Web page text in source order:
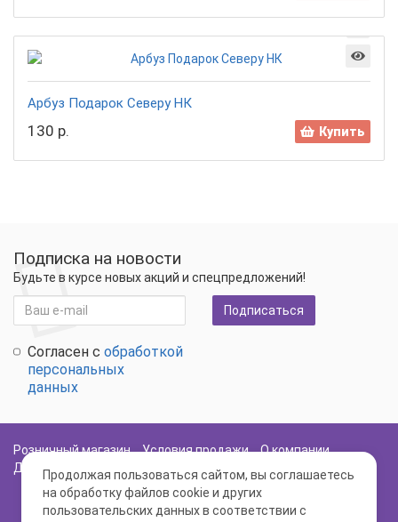
Арбуз Подарок Северу НК
130 р. Купить
Подписка на новости
Будьте в курсе новых акций и спецпредложений!
Согласен с обработкой
персональных
данных
Подписаться
Розничный магазин Условия продажи
О компании
Доставка и оплата
Политика Безопасности
Продолжая пользоваться сайтом, вы соглашаетесь
на обработку файлов cookie и других
пользовательских данных в соответствии с